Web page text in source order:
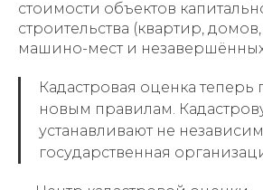
стоимости объектов
строительства (квартир,
машино-мест и незавершённых
Кадастровая оценка теперь
новым правилам.
устанавливают не
государственная